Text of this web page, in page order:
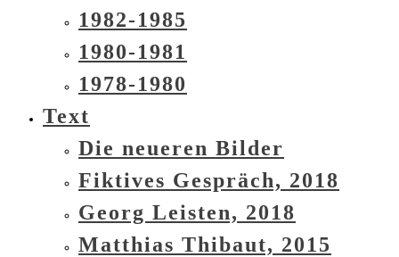
1982-1985
1980-1981
1978-1980
Text
Die neueren Bilder
Fiktives Gespräch, 2018
Georg Leisten, 2018
Matthias Thibaut, 2015